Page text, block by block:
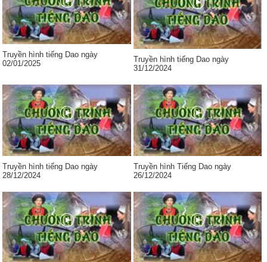
Truyền hình tiếng Dao ngày
02/01/2025
Truyền hình tiếng Dao ngày
31/12/2024
Truyền hình tiếng Dao ngày
28/12/2024
Truyền hình Tiếng Dao ngày
26/12/2024